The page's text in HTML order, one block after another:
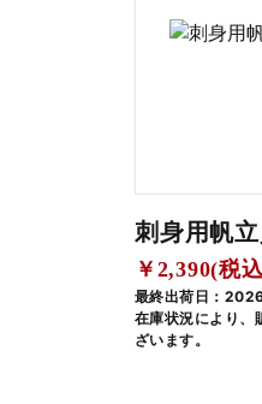
刺身用帆
￥2,390(税
最終出荷日：
在庫状況により、
ざいます。